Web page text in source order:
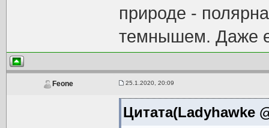
природе -
темнышем. Даже
Feone 25.1.2020, 20:09
Цитата(Ladyhawke